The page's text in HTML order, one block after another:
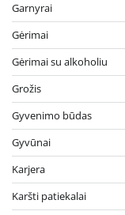
Garnyrai
Gėrimai
Gėrimai su alkoholiu
Grožis
Gyvenimo būdas
Gyvūnai
Karjera
Karšti patiekalai